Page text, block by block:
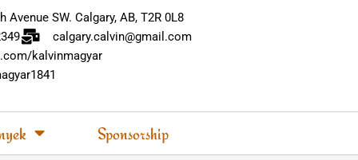
Avenue SW. Calgary, AB, T2R 0L8
calgary.calvin@gmail.com
kalvinmagyar
Sponsorship